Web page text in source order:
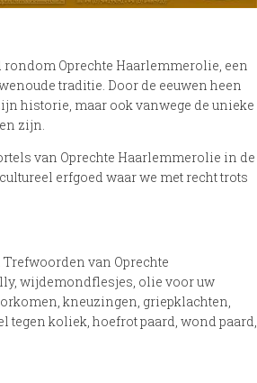
Oprechte Haarlemmerolie, een
traditie. Door de eeuwen heen
historie, maar ook vanwege de unieke
zijn.
van Oprechte Haarlemmerolie in de
erfgoed waar we met recht trots
van Oprechte
wijdemondflesjes, olie voor uw
kneuzingen, griepklachten,
koliek, hoefrot paard, wond paard,